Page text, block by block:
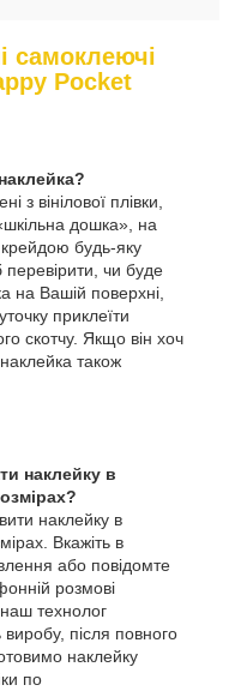
самоклеючі
Pocket
з вінілової плівки,
дошка», на
будь-яку
перевірити, чи буде
на Вашій поверхні,
приклеїти
скотчу. Якщо він хоч
також
наклейку в
наклейку в
Вкажіть в
або повідомте
розмові
наш технолог
виробу, після повного
наклейку
по